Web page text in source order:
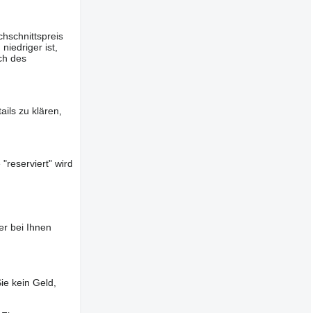
ist,
des
zu klären,
"reserviert" wird
bei Ihnen
kein Geld,